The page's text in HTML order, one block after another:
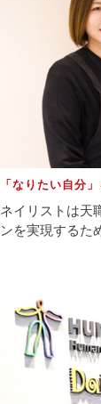
「なりたい自分
ネイリストは天
ンを実現するた